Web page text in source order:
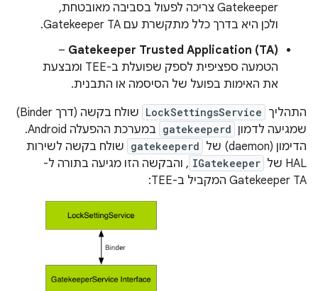
Gatekeeper צריכה לפעול בסביבה מאובטחת,
ולכן היא בדרך כלל מתקשרת עם Gatekeeper TA.
Gatekeeper Trusted Application (TA)
–
הטמעה ספציפית לספק שפועלת ב-TEE ומבצעת
את האימות בפועל של הסיסמה או התבנית.
התהליך LockSettingsService
שולח בקשה (דרך Binder)
שמגיעה לדמון gatekeeperd
במערכת ההפעלה Android.
הדימון (daemon) של
gatekeeperd שולח בקשה לשירות
HAL של
IGatekeeper , והבקשה הזו מגיעה בתורה ל-
Gatekeeper TA המקביל ב-TEE: